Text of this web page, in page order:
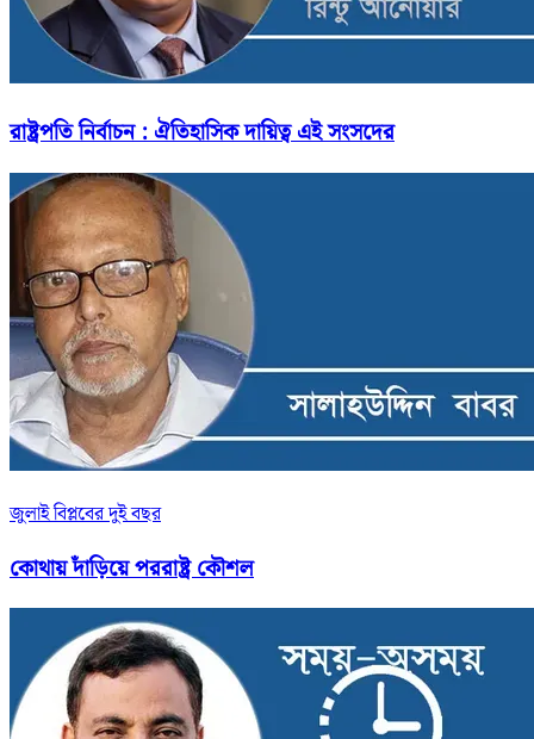
রাষ্ট্রপতি নির্বাচন : ঐতিহাসিক দায়িত্ব এই সংসদের
জুলাই বিপ্লবের দুই বছর
কোথায় দাঁড়িয়ে পররাষ্ট্র কৌশল